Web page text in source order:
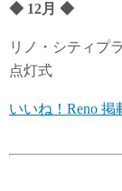
◆ 12月 ◆
リノ・シティプ
点灯式
いいね！Reno 掲